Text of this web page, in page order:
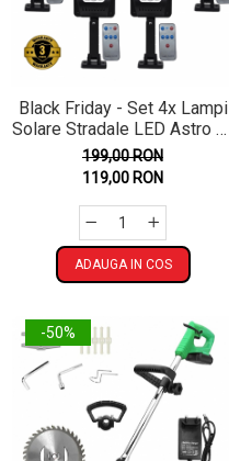
Black Friday - Set 4x Lampi
Solare Stradale LED Astro by
Innova, 160 LED COB,
Senzor, Telecomandă, IP66,
Garanție 3 Ani
199,00 RON
119,00 RON
ADAUGA IN COS
-50%